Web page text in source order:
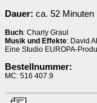
Dauer: ca. 52 Minuten
Buch: Charly Graul
Musik und Effekte: David
Eine Studio EUROPA-
Bestellnummer:
MC: 516 407.9